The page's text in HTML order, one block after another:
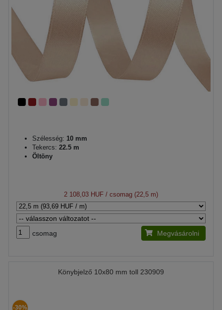
Szélesség: 10 mm
Tekercs: 22.5 m
Öltöny
2 108,03 HUF / csomag (22,5 m)
csomag Megvásárolni
Könybjelző 10x80 mm toll 230909
-30%